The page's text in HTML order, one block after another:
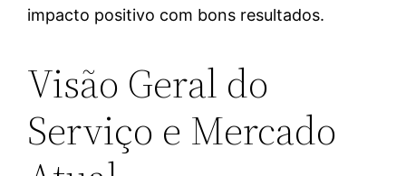
impacto positivo com bons resultados.
Visão Geral do
Serviço e Mercado